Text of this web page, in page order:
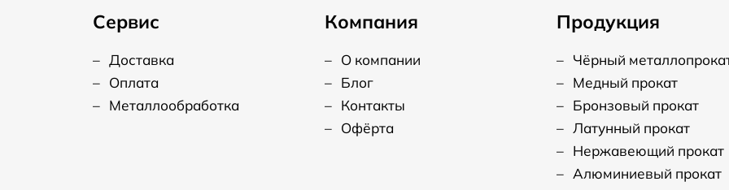
Сервис
– Доставка
– Оплата
– Металлообработка
Компания
– О компании
– Блог
– Контакты
– Офёрта
Продукция
– Чёрный
– Медный прокат
– Бронзовый прокат
– Латунный прокат
– Нержавеющий прокат
– Алюминиевый прокат